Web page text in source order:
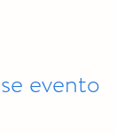
evento